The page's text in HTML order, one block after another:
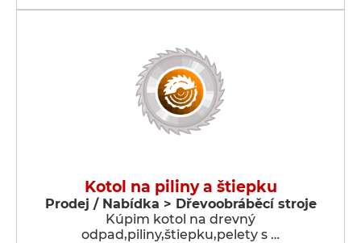
Kotol na piliny a štiepku
Prodej / Nabídka > Dřevoobráběcí stroje
Kúpim kotol na drevný
odpad,piliny,štiepku,pelety s …